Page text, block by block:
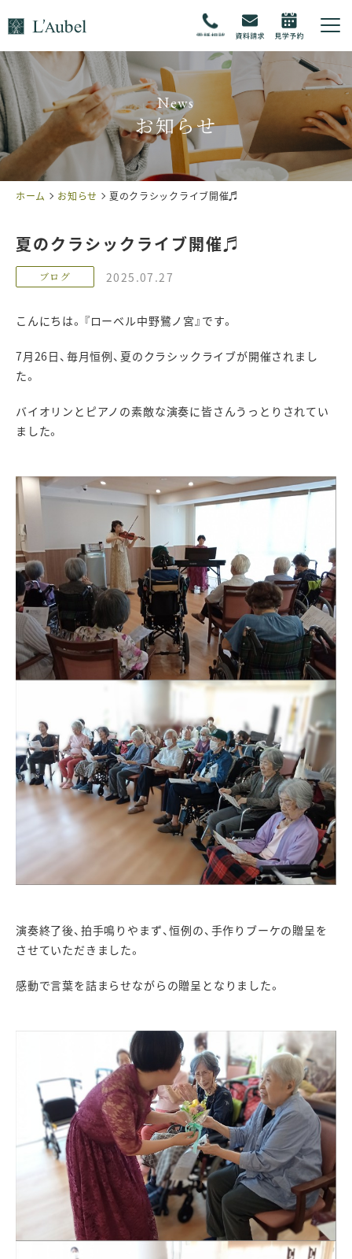
お知らせ
ホーム お知らせ 夏のクラシックライブ開催♬
夏のクラシックライブ開催♬
ブログ 2025.07.27
こんにちは。『ローベル中野鷺ノ宮』です。
7月26日、毎月恒例、夏のクラシックライブが開催されまし
た。
バイオリンとピアノの素敵な演奏に皆さんうっとりされてい
ました。
演奏終了後、拍手鳴りやまず、恒例の、手作りブーケの贈呈を
させていただきました。
感動で言葉を詰まらせながらの贈呈となりました。